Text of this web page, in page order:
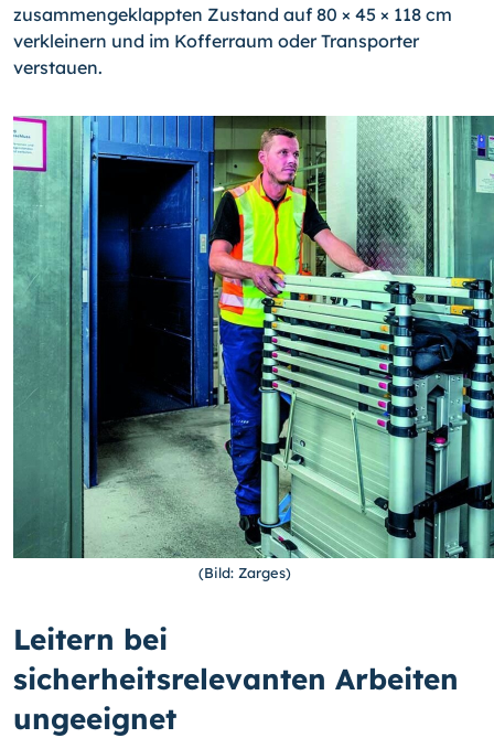
zusammengeklappten Zustand auf 80 × 45 × 118 cm
verkleinern und im Kofferraum oder Transporter
verstauen.
(Bild: Zarges)
Leitern bei
sicherheitsrelevanten Arbeiten
ungeeignet